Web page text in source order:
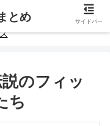
物まとめです。
のフィッ
ち
とめ サイドバー